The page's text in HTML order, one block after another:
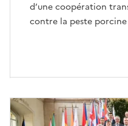
d’une coopération
contre la peste porcine